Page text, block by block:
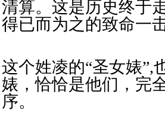
清算。这是历史终于
得已而为之的致命一击
这个姓凌的“圣女婊”,
婊，恰恰是他们，完
序。